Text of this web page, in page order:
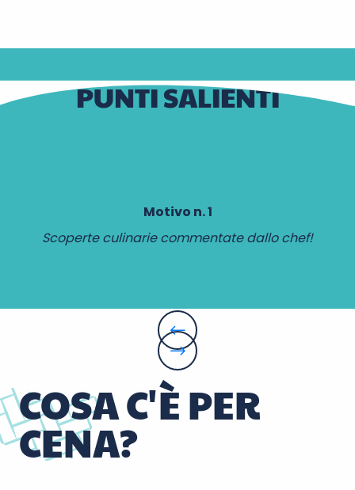
PUNTI SALIENTI
Motivo n. 1
Scoperte culinarie commentate dallo chef!
COSA C'È PER
CENA?